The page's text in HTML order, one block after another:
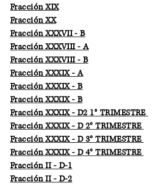
Fracción XIX
Fracción XX
Fracción XXXVII - B
Fracción XXXVIII - A
Fracción XXXVIII - B
Fracción XXXIX - A
Fracción XXXIX - B
Fracción XXXIX - B
Fracción XXXIX - D2 1° TRIMESTRE
Fracción XXXIX - D 2° TRIMESTRE
Fracción XXXIX - D 3° TRIMESTRE
Fracción XXXIX - D 4° TRIMESTRE
Fracción II - D-1
Fracción II - D-2